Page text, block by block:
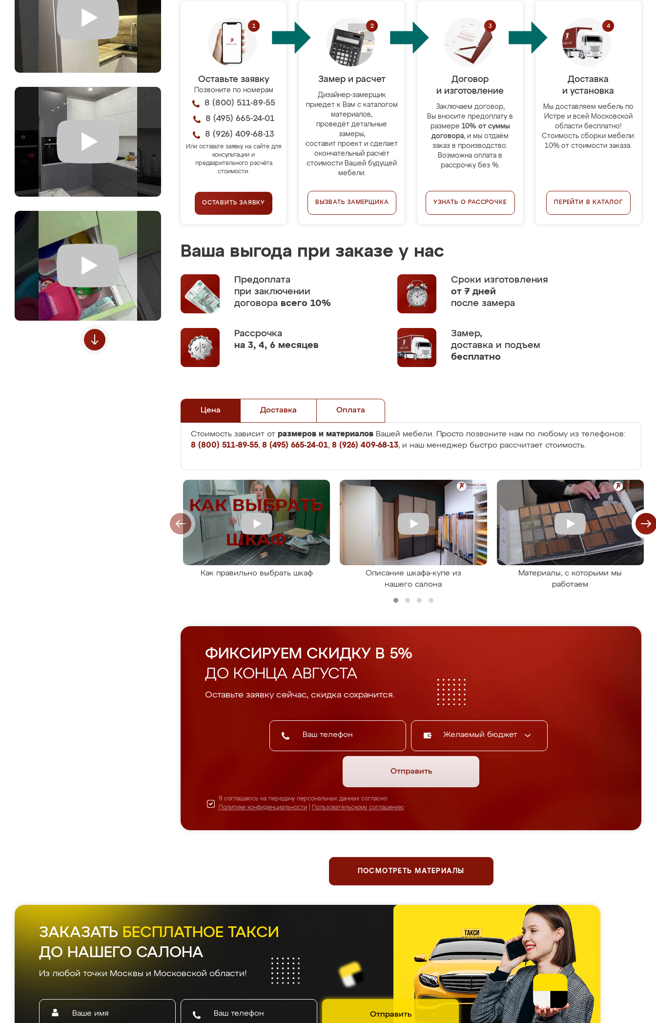
Оставьте заявку
Позвоните по номерам
8 (800) 511-89-55
8 (495) 665-24-01
8 (926) 409-68-13
Или оставьте заявку на сайте для
консультации и
предварительного расчёта
стоимости.
ОСТАВИТЬ ЗАЯВКУ
Замер и расчет
Дизайнер-замерщик
приедет к Вам с каталогом
материалов,
проведёт детальные
замеры,
составит проект и сделает
окончательный расчёт
стоимости Вашей будущей
мебели.
ВЫЗВАТЬ ЗАМЕРЩИКА
Договор
и изготовление
Заключаем договор,
Вы вносите предоплату в
размере 10% от суммы
договора, и мы отдаём
заказ в производство.
Возможна оплата в
рассрочку без %.
УЗНАТЬ О РАССРОЧКЕ
Доставка
и установка
Мы доставляем мебель по
Истре и всей Московской
области бесплатно!
Стоимость сборки мебели:
10% от стоимости заказа.
ПЕРЕЙТИ В КАТАЛОГ
Ваша выгода при заказе у нас
Предоплата
при заключении
договора всего 10%
Сроки изготовления
от 7 дней
после замера
Рассрочка
на 3, 4, 6 месяцев
Замер,
доставка и подъем
бесплатно
Цена Доставка Оплата
Стоимость зависит от размеров и материалов Вашей мебели. Просто позвоните нам по любому из телефонов:
8 (800) 511-89-55, 8 (495) 665-24-01, 8 (926) 409-68-13, и наш менеджер быстро рассчитает стоимость.
Как правильно выбрать шкаф
Описание шкафа-купе из
нашего салона
Материалы, с которыми мы
работаем
ФИКСИРУЕМ СКИДКУ В 5%
ДО КОНЦА АВГУСТА
Оставьте заявку сейчас, скидка сохранится.
Желаемый бюджет
Отправить
Я соглашаюсь на передачу персональных данных согласно
Политике конфиденциальности
Пользовательскому соглашению
ПОСМОТРЕТЬ МАТЕРИАЛЫ
ЗАКАЗАТЬ БЕСПЛАТНОЕ ТАКСИ
ДО НАШЕГО САЛОНА
Из любой точки Москвы и Московской области!
Отправить